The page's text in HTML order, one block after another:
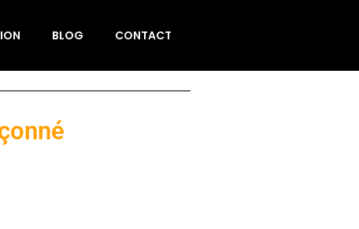
BLOG CONTACT